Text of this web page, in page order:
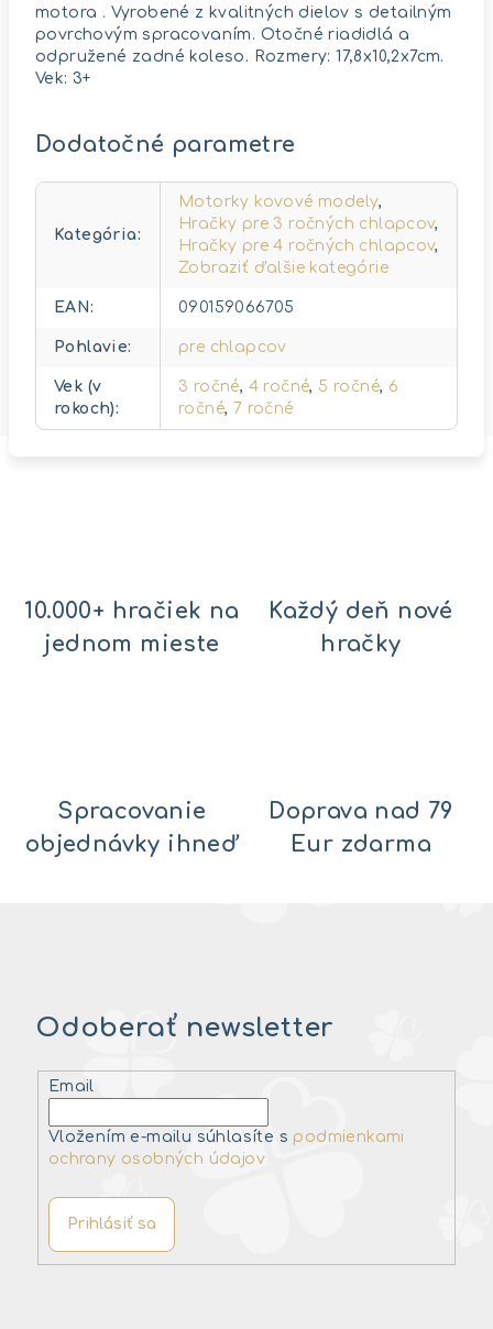
motora . Vyrobené z kvalitných dielov s detailným
povrchovým spracovaním. Otočné riadidlá a
odpružené zadné koleso. Rozmery: 17,8x10,2x7cm.
Vek: 3+
Dodatočné parametre
Kategória:
Motorky kovové modely,
Hračky pre 3 ročných chlapcov,
Hračky pre 4 ročných chlapcov,
Zobraziť ďalšie kategórie
EAN: 090159066705
Pohlavie: pre chlapcov
Vek (v
rokoch):
3 ročné, 4 ročné, 5 ročné, 6
ročné, 7 ročné
10.000+ hračiek na
jednom mieste
Každý deň nové
hračky
Spracovanie
objednávky ihneď
Doprava nad 79
Eur zdarma
Odoberať newsletter
Email
Vložením e-mailu súhlasíte s podmienkami
ochrany osobných údajov
Prihlásiť sa